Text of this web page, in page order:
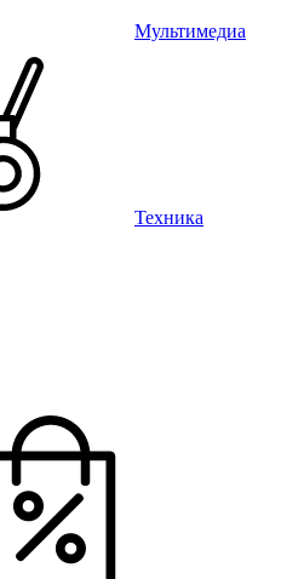
Мультимедиа
Техника